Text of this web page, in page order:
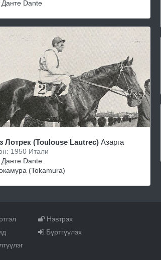
Данте Dante
Лотрек (Toulouse Lautrec)Азарга
1950 Итали
Данте Dante
(Tokamura)
Нэвтрэх
Бүртгүүлэх